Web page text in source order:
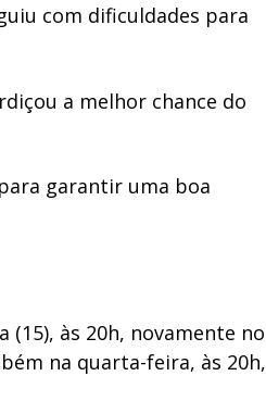
com dificuldades para
a melhor chance do
garantir uma boa
às 20h, novamente no
na quarta-feira, às 20h,